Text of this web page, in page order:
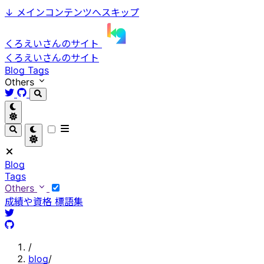
↓ メインコンテンツへスキップ
くろえいさんのサイト
くろえいさんのサイト
Blog Tags
Others
Blog
Tags
Others
成績や資格 標語集
/
blog/